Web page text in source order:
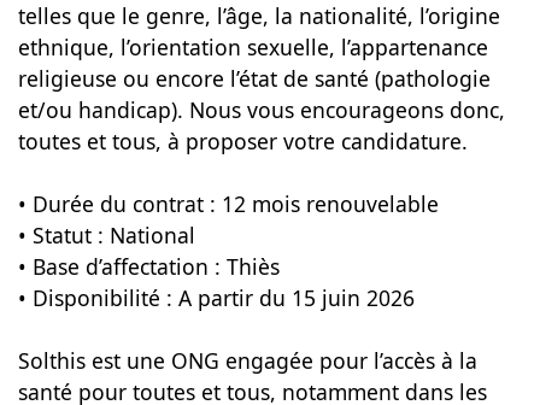
telles que le genre, l’âge, la nationalité, l’origine
ethnique, l’orientation sexuelle, l’appartenance
religieuse ou encore l’état de santé (pathologie
et/ou handicap). Nous vous encourageons donc,
toutes et tous, à proposer votre candidature.
• Durée du contrat : 12 mois renouvelable
• Statut : National
• Base d’affectation : Thiès
• Disponibilité : A partir du 15 juin 2026
Solthis est une ONG engagée pour l’accès à la
santé pour toutes et tous, notamment dans les